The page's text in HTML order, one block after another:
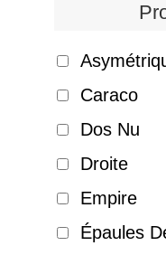
Caraco
Dos Nu
Droite
Empire
Épaules